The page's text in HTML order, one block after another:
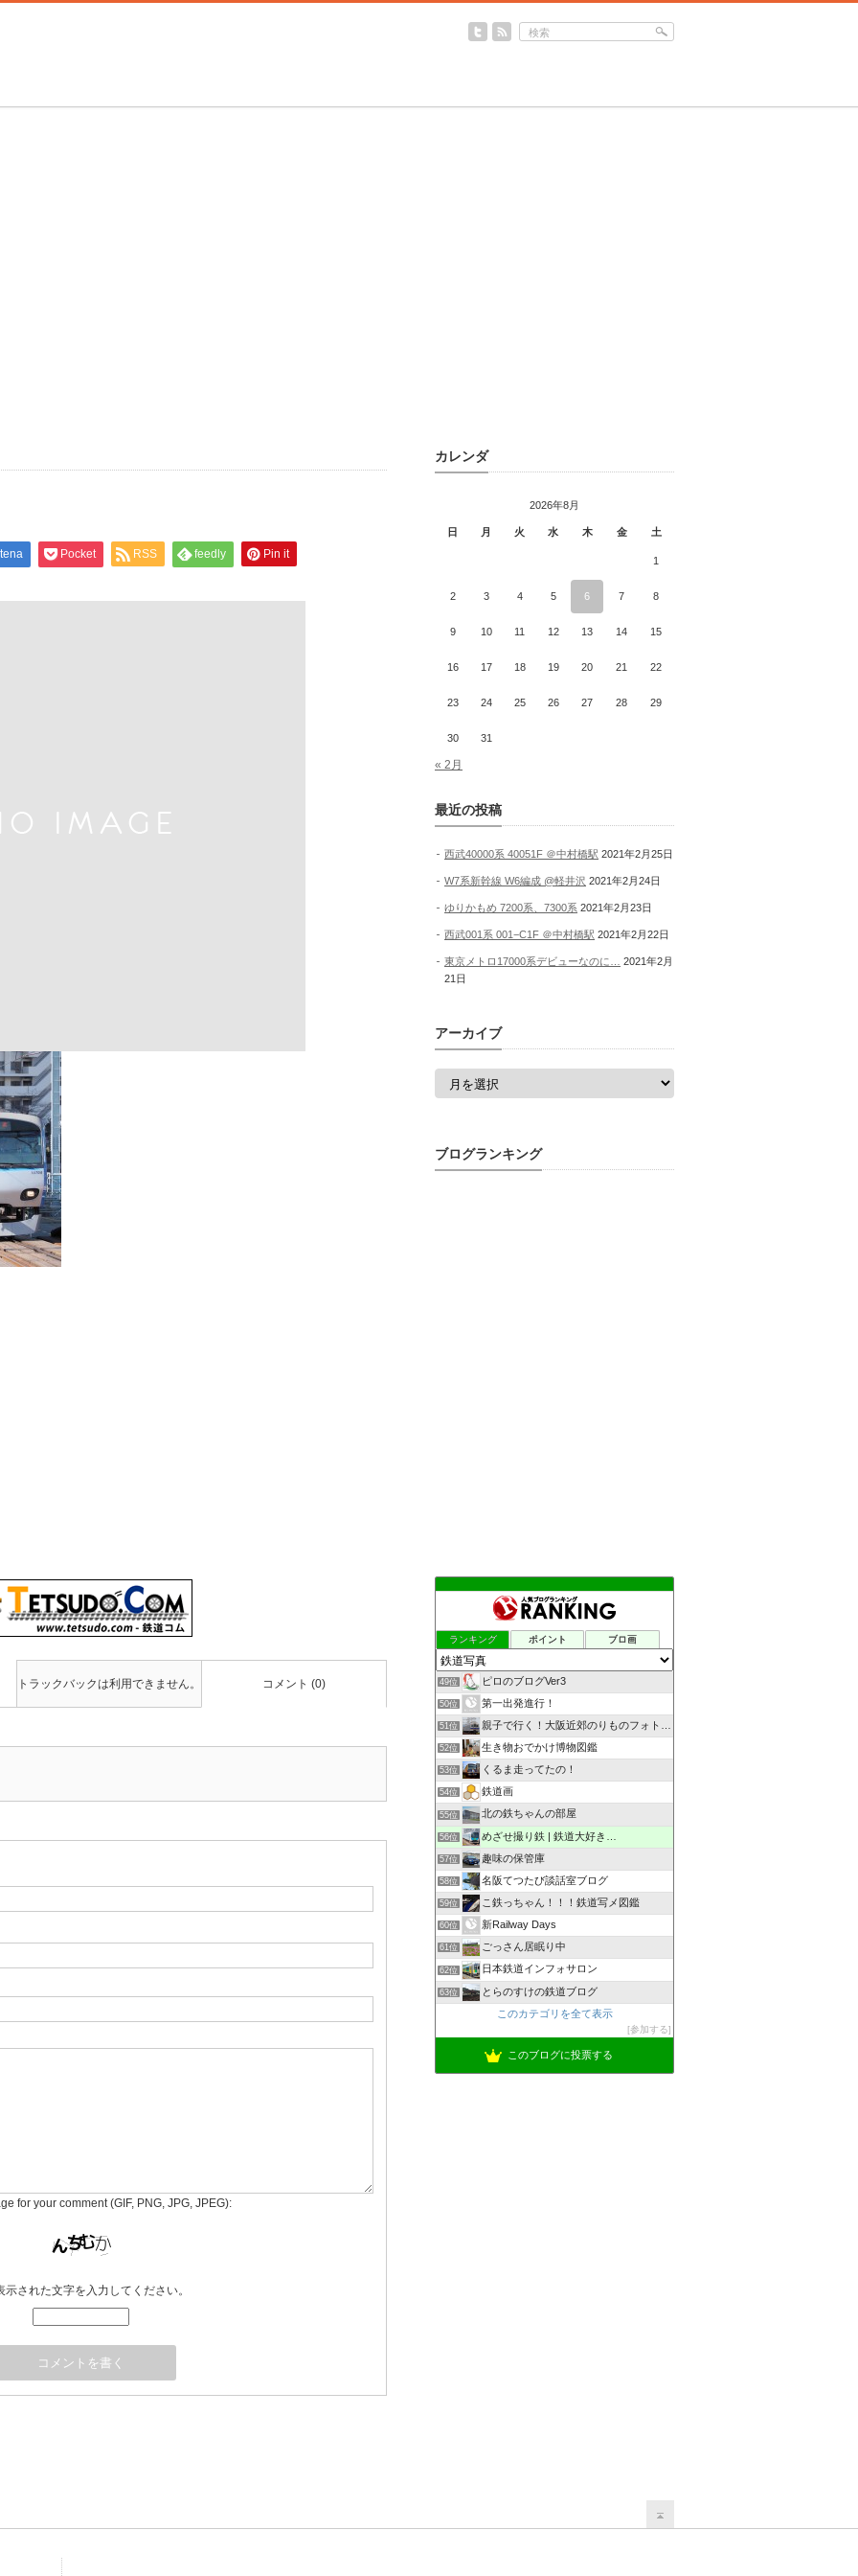
Pocket RSS feedly Pin it
コメント (0)
トラックバックは利用できません。
for your comment (GIF, PNG, JPG, JPEG):
示された文字を入力してください。
カレンダ
2026年8月
日 月 火 水 木 金 土
1
2 3 4 5 6 7 8
9 10 11 12 13 14 15
16 17 18 19 20 21 22
23 24 25 26 27 28 29
30 31
« 2月
最近の投稿
西武40000系 40051F ＠中村橋駅 2021年2月25日
W7系新幹線 W6編成 @軽井沢 2021年2月24日
ゆりかもめ 7200系、7300系 2021年2月23日
西武001系 001−C1F ＠中村橋駅 2021年2月22日
東京メトロ17000系デビューなのに…
2021年2月
21日
アーカイブ
ブログランキング
ランキング ポイント ブロ画
49位 ピロのブログVer3
50位 第一出発進行！
51位 親子で行く！大阪近郊のりものフォトログ ZOOM×ZOOM
52位 生き物おでかけ博物図鑑
53位 くるま走ってたの！
54位 鉄道画
55位 北の鉄ちゃんの部屋
56位 めざせ撮り鉄 | 鉄道大好き…
57位 趣味の保管庫
58位 名阪てつたび談話室ブログ
59位 こ鉄っちゃん！！！鉄道写メ図鑑
60位 新Railway Days
61位 ごっさん居眠り中
62位 日本鉄道インフォサロン
63位
とらのすけの鉄道ブログ
このカテゴリを全て表示
参加する
このブログに投票する